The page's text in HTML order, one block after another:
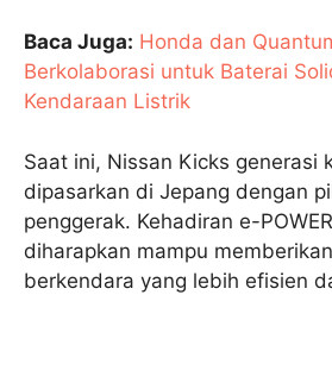
Baca Juga: Honda dan
Berkolaborasi untuk Baterai
Kendaraan Listrik
Saat ini, Nissan Kicks generasi
dipasarkan di Jepang dengan
penggerak. Kehadiran e-
diharapkan mampu
berkendara yang lebih efisien